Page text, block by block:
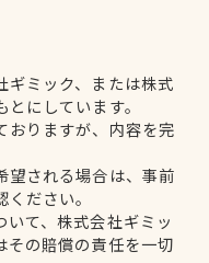
ギミック、または株式
にしています。
おりますが、内容を完
望される場合は、事前
ださい。
て、株式会社ギミッ
その賠償の責任を一切